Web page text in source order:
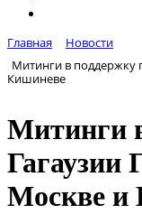
Главная
Новости
Митинги в поддержку
Кишиневе
Митинги
Гагаузии
Москве и